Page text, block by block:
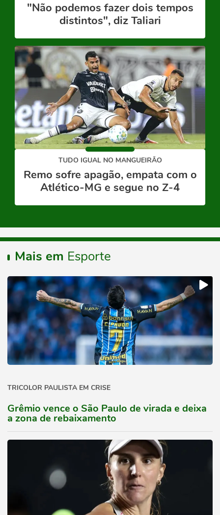
"Não podemos fazer dois tempos
distintos", diz Taliari
TUDO IGUAL NO MANGUEIRÃO
Remo sofre apagão, empata com o
Atlético-MG e segue no Z-4
Mais em Esporte
TRICOLOR PAULISTA EM CRISE
Grêmio vence o São Paulo de virada e deixa
a zona de rebaixamento